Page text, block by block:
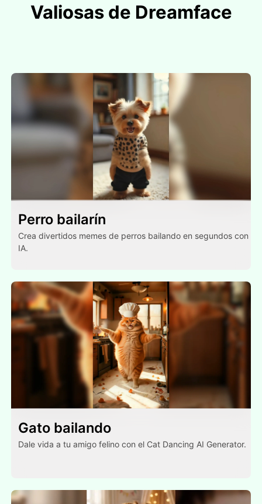
Valiosas de Dreamface
Perro bailarín
Crea divertidos memes de perros bailando en segundos con
IA.
Gato bailando
Dale vida a tu amigo felino con el Cat Dancing AI Generator.